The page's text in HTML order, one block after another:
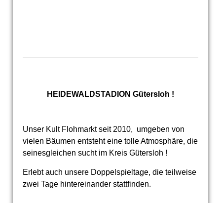
HEIDEWALDSTADION Gütersloh !
Unser Kult Flohmarkt seit 2010, umgeben von
vielen Bäumen entsteht eine tolle Atmosphäre, die
seinesgleichen sucht im Kreis Gütersloh !
Erlebt auch unsere Doppelspieltage, die teilweise
zwei Tage hintereinander stattfinden.